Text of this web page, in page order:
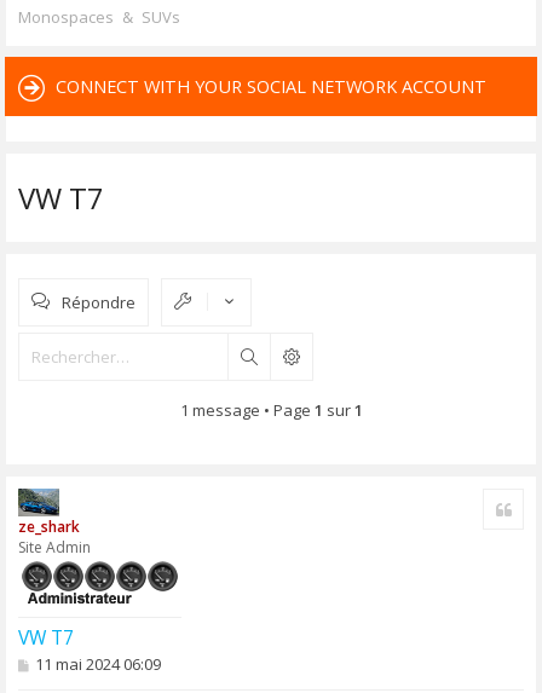
Monospaces & SUVs
CONNECT WITH YOUR SOCIAL NETWORK ACCOUNT
VW T7
Répondre
Rechercher
1 message • Page 1 sur1
ze_shark
Site Admin
VW T7
M11 mai 2024 06:09